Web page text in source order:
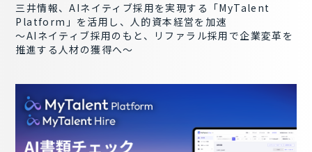
三井情報、AIネイティブ採用を実現する「MyTalent
Platform」を活用し、人的資本経営を加速
～AIネイティブ採用のもと、リファラル採用で企業変革を
推進する人材の獲得へ～